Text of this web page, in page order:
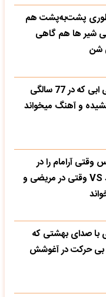
طوری پشت‌به‌پشت هم
شیر ها هم گاهی
شن
کلیپ خوانندگی ابی که در 77 سالگی
و آهنگ میخواند
وقتی آرامام را در
جوانی میخواند VS وقتی در مریضی و
با صدای بهشتی که
بی حرکت در آغوشش